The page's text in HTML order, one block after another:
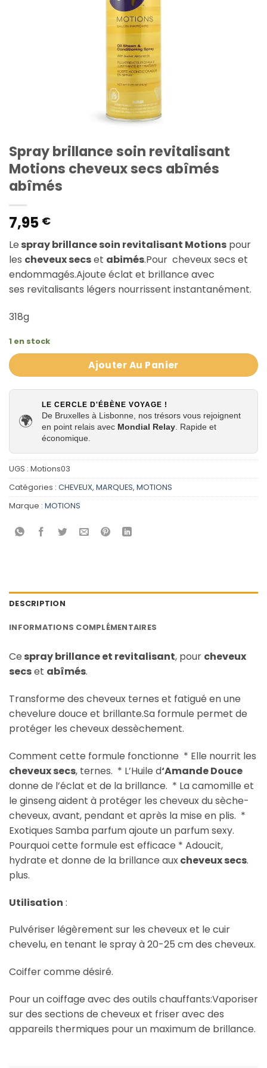
Spray brillance soin revitalisant
Motions cheveux secs abîmés
abîmés
7,95 €
Le spray brillance soin revitalisant Motions pour
les cheveux secset abimés.Pour cheveux secs et
endommagés.Ajoute éclat et brillance avec
ses revitalisants légers nourrissent instantanément.
318g
1 en stock
Ajouter Au Panier
🌍
LE CERCLE D'ÉBÈNE VOYAGE !
De Bruxelles à Lisbonne, nos trésors vous rejoignent
en point relais avec Mondial Relay. Rapide et
économique.
UGS : Motions03
Catégories : CHEVEUX, MARQUES, MOTIONS
Marque : MOTIONS
DESCRIPTION
INFORMATIONS COMPLÉMENTAIRES
Ce spray brillance et revitalisant, pour cheveux
secset abîmés.
Transforme des cheveux ternes et fatigué en une
chevelure douce et brillante.Sa formule permet de
protéger les cheveux dessèchement.
Comment cette formule fonctionne * Elle nourrit les
cheveux secs, ternes. * L’Huile d‘Amande Douce
donne de l’éclat et de la brillance. * La camomille et
le ginseng aident à protéger les cheveux du sèche-
cheveux, avant, pendant et après la mise en plis. *
Exotiques Samba parfum ajoute un parfum sexy.
Pourquoi cette formule est efficace * Adoucit,
hydrate et donne de la brillance auxcheveux secs.
plus.
Utilisation :
Pulvériser légèrement sur les cheveux et le cuir
chevelu, en tenant le spray à 20-25 cm des cheveux.
Coiffer comme désiré.
Pour un coiffage avec des outils chauffants:Vaporiser
sur des sections de cheveux et friser avec des
appareils thermiques pour un maximum de brillance.